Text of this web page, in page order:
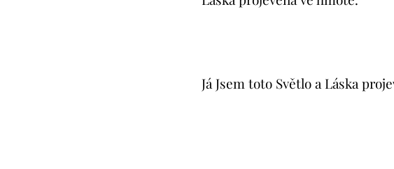
Já Jsem toto Světlo a Láska